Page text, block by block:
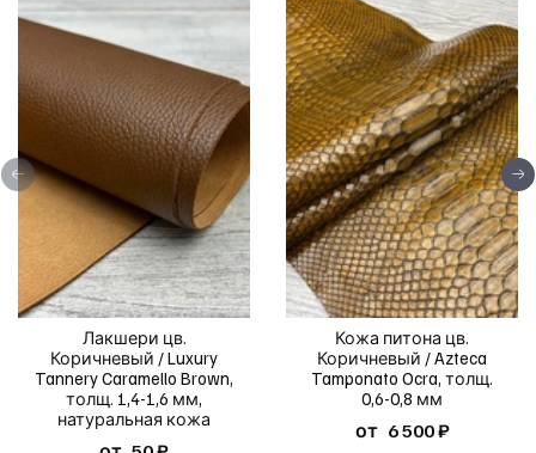
Лакшери цв.
Коричневый / Luxury
Tannery Caramello Brown,
толщ. 1,4-1,6 мм,
натуральная кожа
Кожа питона цв.
Коричневый / Azteca
Tamponato Ocra, толщ.
0,6-0,8 мм
от 6 500 ₽